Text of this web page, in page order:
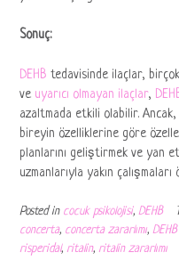
Sonuç:
DEHB tedavisinde ilaçlar,
ve uyarıcı olmayan ilaçlar,
azaltmada etkili olabilir.
bireyin özelliklerine göre
planlarını geliştirmek ve yan
uzmanlarıyla yakın çalışmaları
Posted in cocuk psikolojisi, DEHB
concerta, concerta zararlımı,
risperidal, ritalin, ritalin zararlımı